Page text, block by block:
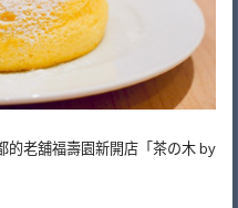
老舖福壽園新開店「茶の木 by